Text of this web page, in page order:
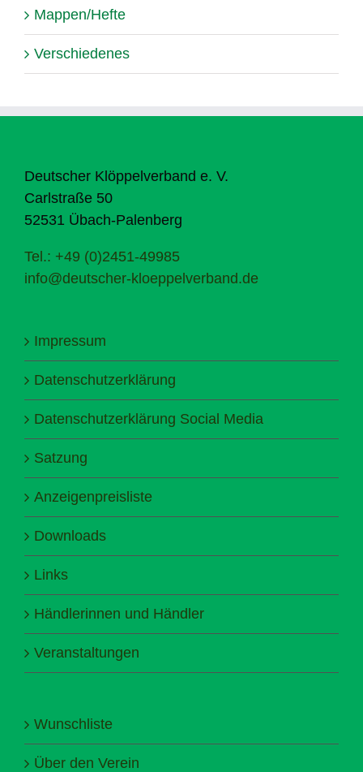
Mappen/Hefte
Verschiedenes
Deutscher Klöppelverband e. V.
Carlstraße 50
52531 Übach-Palenberg
Tel.: +49 (0)2451-49985
info@deutscher-kloeppelverband.de
Impressum
Datenschutzerklärung
Datenschutzerklärung Social Media
Satzung
Anzeigenpreisliste
Downloads
Links
Händlerinnen und Händler
Veranstaltungen
Wunschliste
Über den Verein